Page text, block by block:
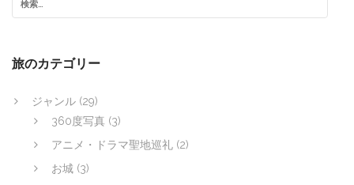
旅のカテゴリー
ジャンル (29)
360度写真 (3)
アニメ・ドラマ聖地巡礼 (2)
お城 (3)